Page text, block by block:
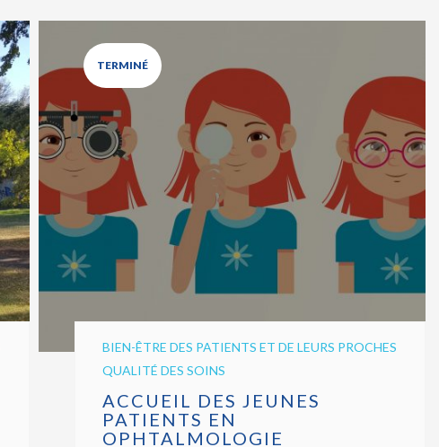
TERMINÉ
BIEN-ÊTRE DES PATIENTS ET DE LEURS PROCHES
QUALITÉ DES SOINS
ACCUEIL DES JEUNES
PATIENTS EN
OPHTALMOLOGIE